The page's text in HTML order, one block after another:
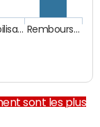
Rembours…
sont les plus